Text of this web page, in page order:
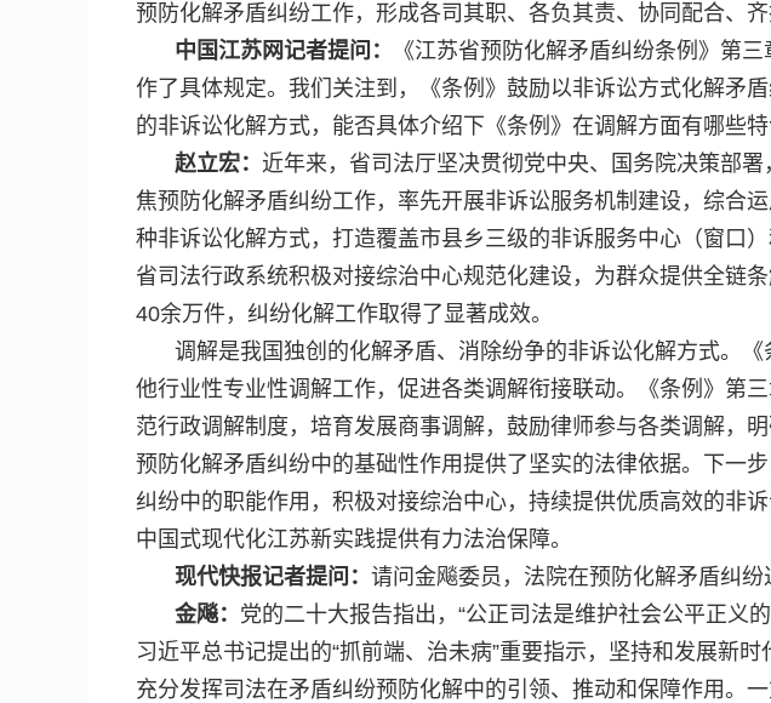
预防化解矛盾纠纷工作，形成各司其职、各负其责、协同配合、
中国江苏网记者提问：
《江苏省预防化解矛盾纠纷条例》第
作了具体规定。我们关注到，《条例》鼓励以非诉讼方式化解矛
的非诉讼化解方式，能否具体介绍下《条例》在调解方面有哪些特
赵立宏： 近年来，省司法厅坚决贯彻党中央、国务院决策部
焦预防化解矛盾纠纷工作，率先开展非诉讼服务机制建设，综合
种非诉讼化解方式，打造覆盖市县乡三级的非诉服务中心（窗口
省司法行政系统积极对接综治中心规范化建设，为群众提供全链
40余万件，纠纷化解工作取得了显著成效。
调解是我国独创的化解矛盾、消除纷争的非诉讼化解方式。
他行业性专业性调解工作，促进各类调解衔接联动。《条例》第
范行政调解制度，培育发展商事调解，鼓励律师参与各类调解，
预防化解矛盾纠纷中的基础性作用提供了坚实的法律依据。下一
纠纷中的职能作用，积极对接综治中心，持续提供优质高效的非
中国式现代化江苏新实践提供有力法治保障。
现代快报记者提问： 请问金飚委员，法院在预防化解矛盾纠纷
金飚： 党的二十大报告指出，“公正司法是维护社会公平正义
习近平总书记提出的“抓前端、治未病”重要指示，坚持和发展新
充分发挥司法在矛盾纠纷预防化解中的引领、推动和保障作用。